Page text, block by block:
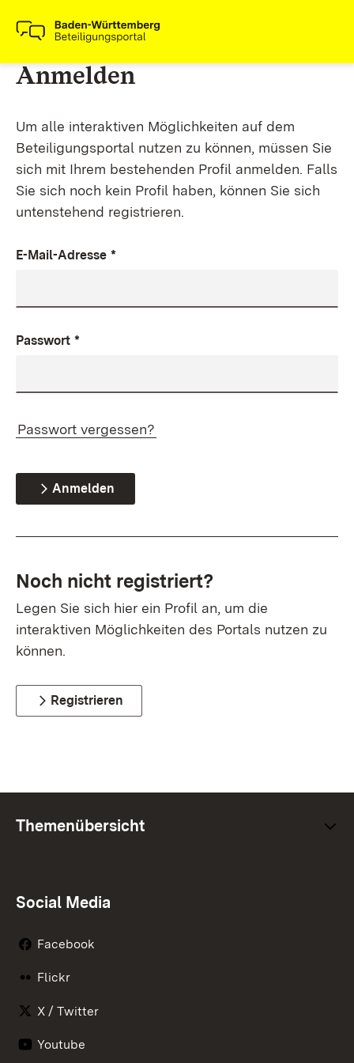
Anmelden
Um alle interaktiven Möglichkeiten auf dem
Beteiligungsportal nutzen zu können, müssen Sie
sich mit Ihrem bestehenden Profil anmelden. Falls
Sie sich noch kein Profil haben, können Sie sich
untenstehend registrieren.
E-Mail-Adresse *
Passwort *
Passwort vergessen?
Anmelden
Noch nicht registriert?
Legen Sie sich hier ein Profil an, um die
interaktiven Möglichkeiten des Portals nutzen zu
können.
Registrieren
Themenübersicht
Social Media
Facebook
Flickr
X / Twitter
Youtube